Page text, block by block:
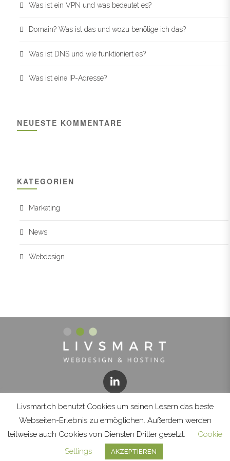
Was ist ein VPN und was bedeutet es?
Domain? Was ist das und wozu benötige ich das?
Was ist DNS und wie funktioniert es?
Was ist eine IP-Adresse?
NEUESTE KOMMENTARE
KATEGORIEN
Marketing
News
Webdesign
KONTAKT FAQ
IMPRESSUM
DATENSCHUTZ
AGB
Livsmart.ch benutzt Cookies um seinen Lesern das beste
Webseiten-Erlebnis zu ermöglichen. Außerdem werden
teilweise auch Cookies von Diensten Dritter gesetzt.
Cookie
Settings
AKZEPTIEREN